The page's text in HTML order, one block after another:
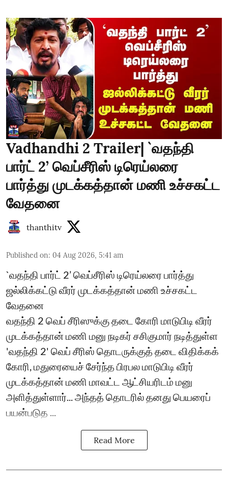
Vadhandhi 2 Trailer| `வதந்தி
பார்ட் 2’ வெப்சீரிஸ் டிரெய்லரை
பார்த்து முடக்கத்தான் மணி உச்சகட்ட
வேதனை
thanthitv
Published on: 04 Aug 2026, 5:41 am
`வதந்தி பார்ட் 2’ வெப்சீரிஸ் டிரெய்லரை பார்த்து
ஜல்லிக்கட்டு வீரர் முடக்கத்தான் மணி உச்சகட்ட
வேதனை
வதந்தி 2 வெப் சீரிஸுக்கு தடை கோரி மாடுபிடி வீரர்
முடக்கத்தான் மணி மனு நடிகர் சசிகுமார் நடித்துள்ள
'வதந்தி 2' வெப் சீரிஸ் தொடருக்குத் தடை விதிக்கக்
கோரி, மதுரையைச் சேர்ந்த பிரபல மாடுபிடி வீரர்
முடக்கத்தான் மணி மாவட்ட ஆட்சியரிடம் மனு
அளித்துள்ளார்... அந்தத் தொடரில் தனது பெயரைப்
பயன்படுத ...
Read More